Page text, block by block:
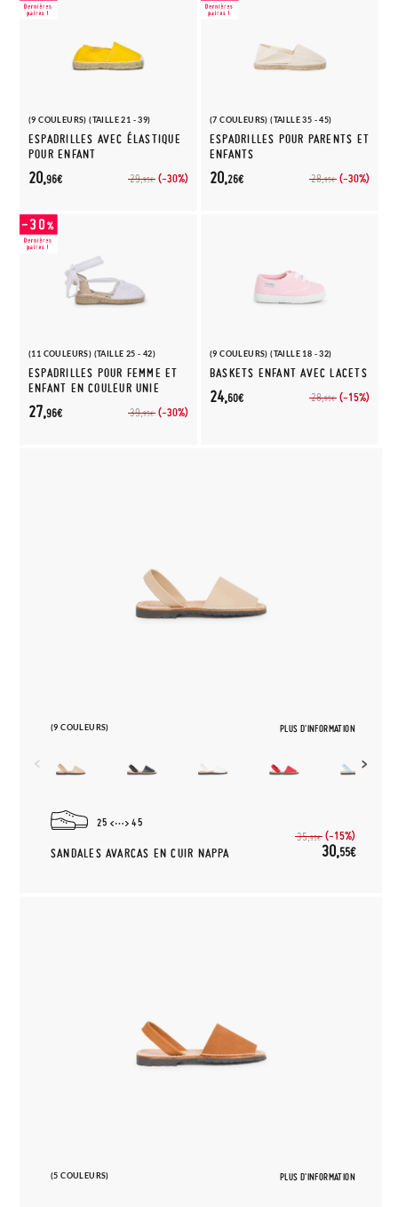
(9 COULEURS) (TAILLE 21 - 39)
ESPADRILLES AVEC ÉLASTIQUE
POUR ENFANT
29,95€ (-30%)
20,96€
(7 COULEURS) (TAILLE 35 - 45)
ESPADRILLES POUR PARENTS ET
ENFANTS
28,95€ (-30%)
20,26€
(11 COULEURS) (TAILLE 25 - 42)
ESPADRILLES POUR FEMME ET
ENFANT EN COULEUR UNIE
39,95€ (-30%)
27,96€
(9 COULEURS) (TAILLE 18 - 32)
BASKETS ENFANT AVEC LACETS
28,95€ (-15%)
24,60€
(9 COULEURS) PLUS D'INFORMATION
25 45
SANDALES AVARCAS EN CUIR NAPPA
35,95€ (-15%)
30,55€
(5 COULEURS) PLUS D'INFORMATION